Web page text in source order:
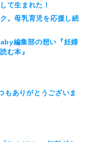
て生まれた！
。母乳育児を応援し続
編集部の想い『妊婦
む本』
もありがとうございま